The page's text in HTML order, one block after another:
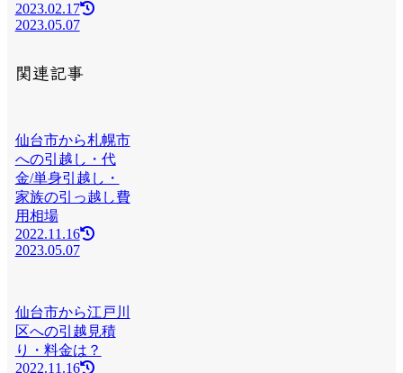
2023.02.17
2023.05.07
関連記事
仙台市から札幌市
への引越し・代
金/単身引越し・
家族の引っ越し費
用相場
2022.11.16
2023.05.07
仙台市から江戸川
区への引越見積
り・料金は？
2022.11.16